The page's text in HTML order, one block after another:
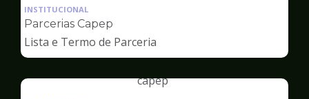
Capep
INSTITUCIONAL
Parcerias Capep
Lista e Termo de Parceria
Ilustração